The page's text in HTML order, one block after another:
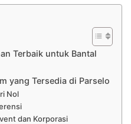
Terbaik untuk Bantal
yang Tersedia di Parselo
Nol
dan Korporasi